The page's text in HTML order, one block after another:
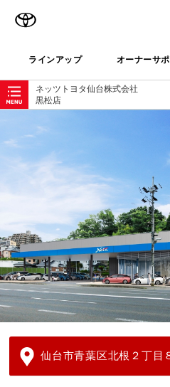
ラインアップ オーナーサ
ネッツトヨタ仙台株式会社
黒松店
ローカルナビゲーション
仙台市青葉区北根２丁目